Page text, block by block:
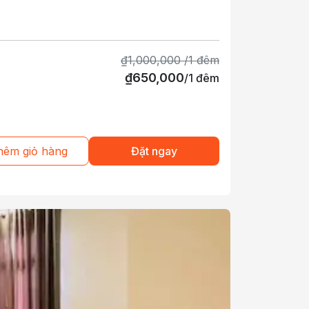
₫1,000,000 /1 đêm
₫650,000/1 đêm
giỏ hàng Đặt ngay